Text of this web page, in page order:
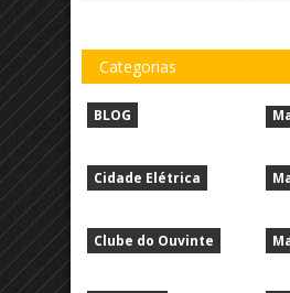
Categorias
BLOG
Cidade Elétrica
Clube do Ouvinte